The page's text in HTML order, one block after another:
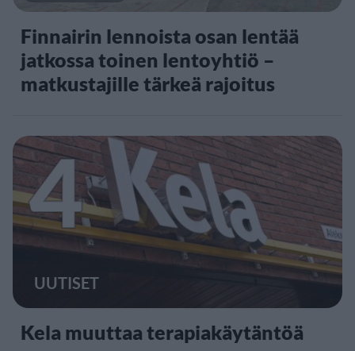
Finnairin lennoista osan lentää
jatkossa toinen lentoyhtiö –
matkustajille tärkeä rajoitus
4
UUTISET
Kela muuttaa terapiakäytäntöä